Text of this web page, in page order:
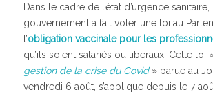
Dans le cadre de l’état d’urgence sanitaire,
gouvernement a fait voter une loi au
l’obligation vaccinale pour les
qu’ils soient salariés ou libéraux. Cette loi
gestion de la crise du Covid» parue au
vendredi 6 août, s’applique depuis le 7